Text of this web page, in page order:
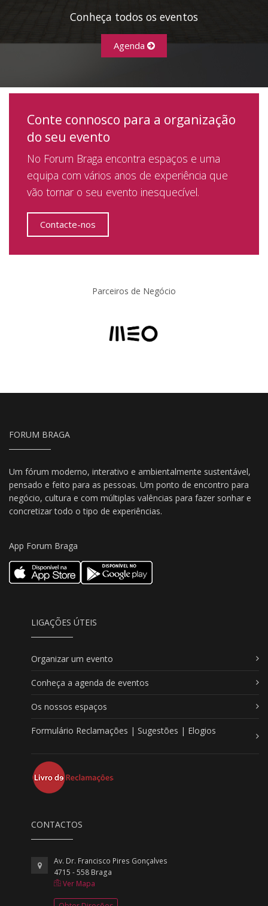
Conheça todos os eventos
Agenda
Conte connosco para a organização
do seu evento
No Forum Braga encontra espaços e uma
equipa com vários anos de experiência que
vão tornar o seu evento inesquecível.
Contacte-nos
Parceiros de Negócio
FORUM BRAGA
Um fórum moderno, interativo e ambientalmente sustentável,
pensado e feito para as pessoas. Um ponto de encontro para
negócio, cultura e com múltiplas valências para fazer sonhar e
concretizar todo o tipo de experiências.
App Forum Braga
LIGAÇÕES ÚTEIS
Organizar um evento
Conheça a agenda de eventos
Os nossos espaços
Formulário Reclamações | Sugestões | Elogios
CONTACTOS
Av. Dr. Francisco Pires Gonçalves
4715 - 558 Braga
Ver Mapa